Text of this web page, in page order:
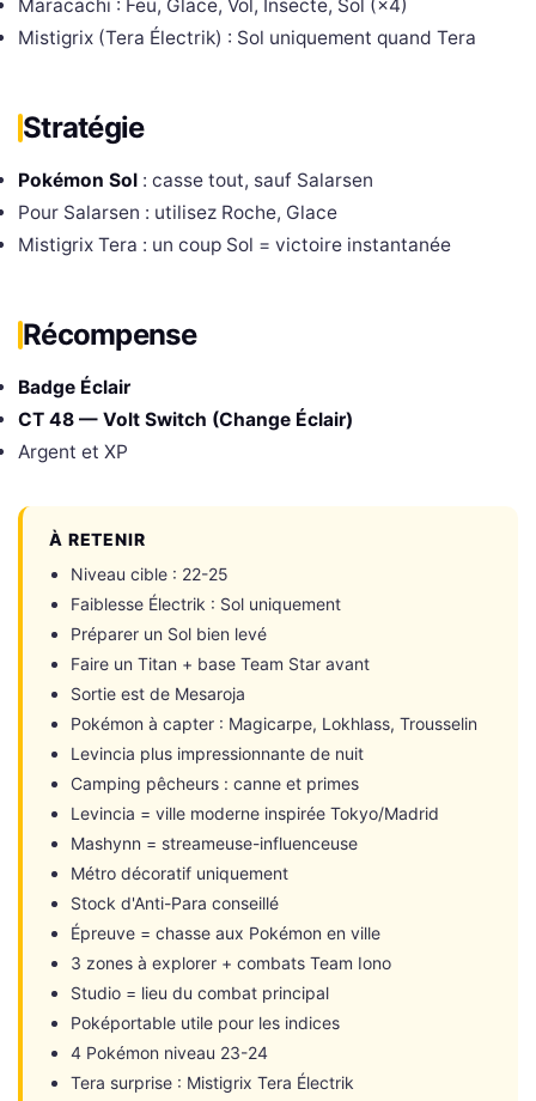
Maracachi : Feu, Glace, Vol, Insecte, Sol (×4)
Mistigrix (Tera Électrik) : Sol uniquement quand Tera
Stratégie
Pokémon Sol : casse tout, sauf Salarsen
Pour Salarsen : utilisez Roche, Glace
Mistigrix Tera : un coup Sol = victoire instantanée
Récompense
Badge Éclair
CT 48 — Volt Switch (Change Éclair)
Argent et XP
À RETENIR
Niveau cible : 22-25
Faiblesse Électrik : Sol uniquement
Préparer un Sol bien levé
Faire un Titan + base Team Star avant
Sortie est de Mesaroja
Pokémon à capter : Magicarpe, Lokhlass, Trousselin
Levincia plus impressionnante de nuit
Camping pêcheurs : canne et primes
Levincia = ville moderne inspirée Tokyo/Madrid
Mashynn = streameuse-influenceuse
Métro décoratif uniquement
Stock d'Anti-Para conseillé
Épreuve = chasse aux Pokémon en ville
3 zones à explorer + combats Team Iono
Studio = lieu du combat principal
Poképortable utile pour les indices
4 Pokémon niveau 23-24
Tera surprise : Mistigrix Tera Électrik